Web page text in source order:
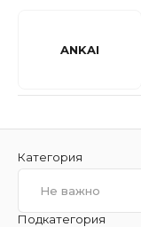
ANKAI
Категория
Не важно
Подкатегория